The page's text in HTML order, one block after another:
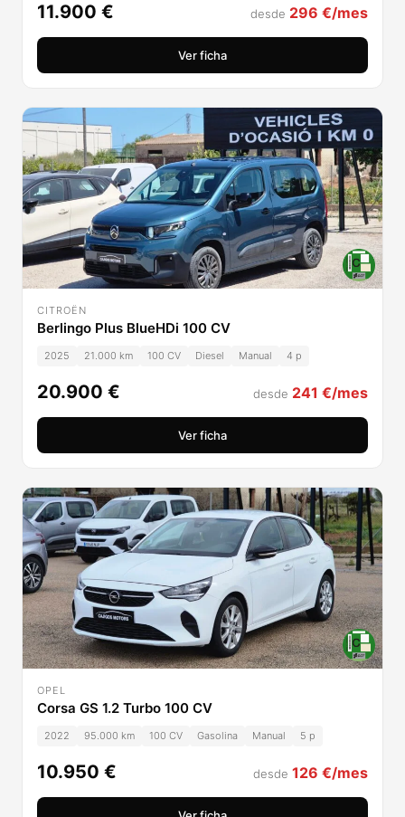
11.900 € desde 296 €/mes
Ver ficha
CITROËN
Berlingo Plus BlueHDi 100 CV
2025 21.000 km 100 CV Diesel Manual 4 p
20.900 € desde 241 €/mes
Ver ficha
OPEL
Corsa GS 1.2 Turbo 100 CV
2022 95.000 km 100 CV Gasolina Manual 5 p
10.950 € desde 126 €/mes